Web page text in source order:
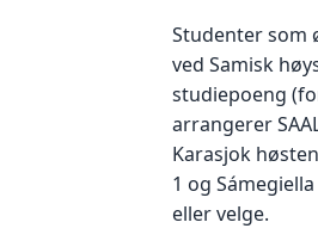
Studenter som
ved Samisk
studiepoeng
arrangerer
Karasjok
1 og
eller velge.